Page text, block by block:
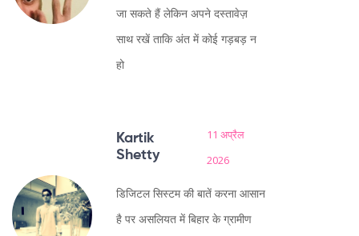
जा सकते हैं लेकिन अपने दस्तावेज़
साथ रखें ताकि अंत में कोई गड़बड़ न
हो
Kartik
Shetty
11 अप्रैल
2026
डिजिटल सिस्टम की बातें करना आसान
है पर असलियत में बिहार के ग्रामीण